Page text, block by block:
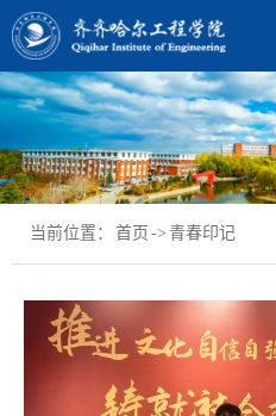
当前位置： 首页 -> 青春印记